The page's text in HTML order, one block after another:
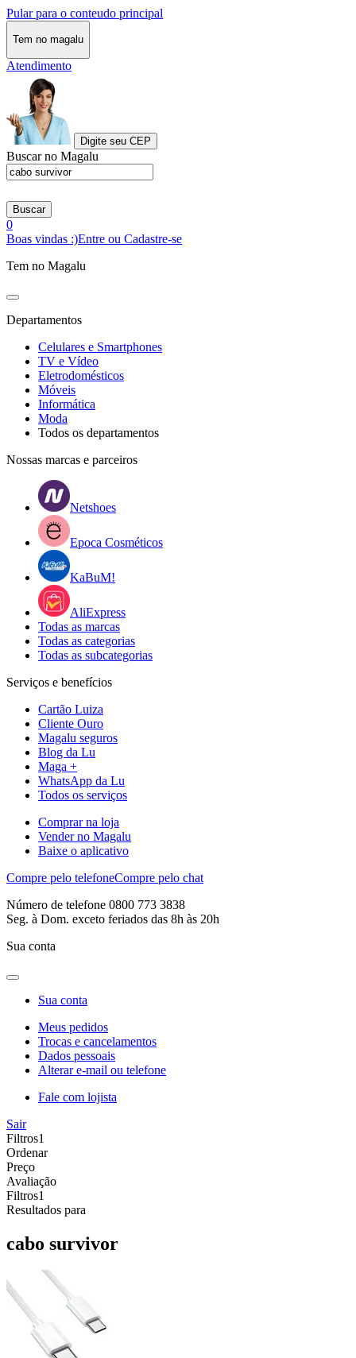
Pular para o conteudo principal
Tem no magalu
Atendimento
Digite seu CEP
Buscar no Magalu
Buscar
0
Boas vindas :)Entre ou Cadastre-se
Tem no Magalu
Departamentos
Celulares e Smartphones
TV e Vídeo
Eletrodomésticos
Móveis
Informática
Moda
Todos os departamentos
Nossas marcas e parceiros
Netshoes
Epoca Cosméticos
KaBuM!
AliExpress
Todas as marcas
Todas as categorias
Todas as subcategorias
Serviços e benefícios
Cartão Luiza
Cliente Ouro
Magalu seguros
Blog da Lu
Maga +
WhatsApp da Lu
Todos os serviços
Comprar na loja
Vender no Magalu
Baixe o aplicativo
Compre pelo telefoneCompre pelo chat
Número de telefone 0800 773 3838
Seg. à Dom. exceto feriados das 8h às 20h
Sua conta
Sua conta
Meus pedidos
Trocas e cancelamentos
Dados pessoais
Alterar e-mail ou telefone
Fale com lojista
Sair
Filtros1
Ordenar
Preço
Avaliação
Filtros1
Resultados para
cabo survivor